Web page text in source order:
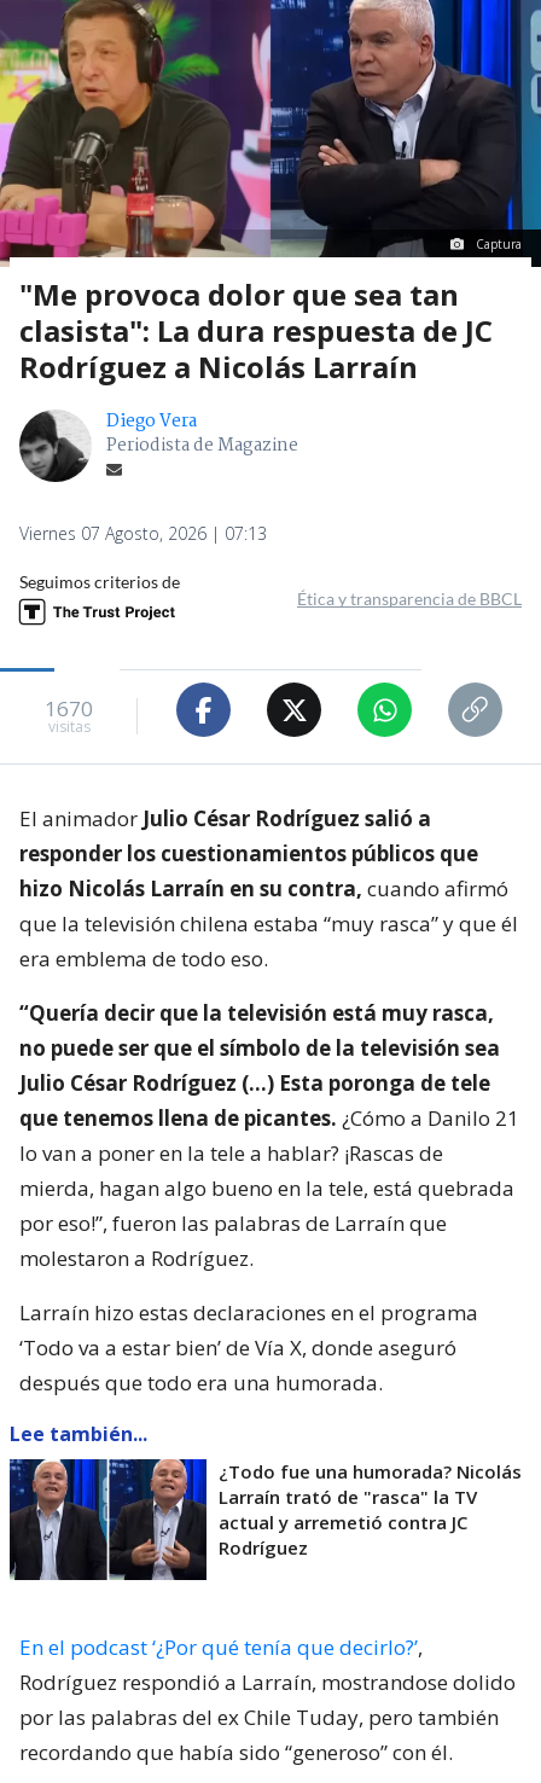
Captura
"Me provoca dolor que sea tan
clasista": La dura respuesta de JC
Rodríguez a Nicolás Larraín
Diego Vera
Periodista de Magazine
Viernes 07 Agosto, 2026 | 07:13
Seguimos criterios de
Ética y transparencia de BBCL
1670
visitas
El animador Julio César Rodríguez salió a
responder los cuestionamientos públicos que
hizo Nicolás Larraín en su contra, cuando afirmó
que la televisión chilena estaba “muy rasca” y que él
era emblema de todo eso.
“Quería decir que la televisión está muy rasca,
no puede ser que el símbolo de la televisión sea
Julio César Rodríguez (…) Esta poronga de tele
que tenemos llena de picantes. ¿Cómo a Danilo 21
lo van a poner en la tele a hablar? ¡Rascas de
mierda, hagan algo bueno en la tele, está quebrada
por eso!”, fueron las palabras de Larraín que
molestaron a Rodríguez.
Larraín hizo estas declaraciones en el programa
‘Todo va a estar bien’ de Vía X, donde aseguró
después que todo era una humorada.
Lee también...
¿Todo fue una humorada? Nicolás
Larraín trató de "rasca" la TV
actual y arremetió contra JC
Rodríguez
En el podcast ‘¿Por qué tenía que decirlo?’,
Rodríguez respondió a Larraín, mostrandose dolido
por las palabras del ex Chile Tuday, pero también
recordando que había sido “generoso” con él.